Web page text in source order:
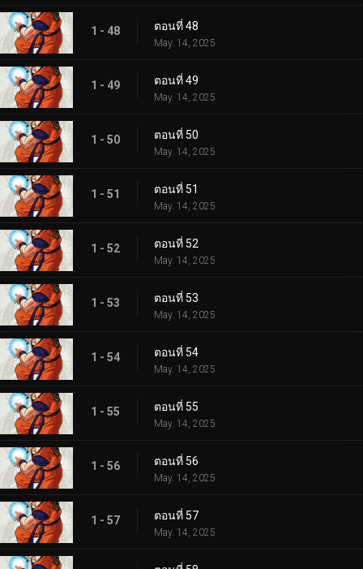
1 - 48 ตอนที่ 48
May. 14, 2025
1 - 49 ตอนที่ 49
May. 14, 2025
1 - 50 ตอนที่ 50
May. 14, 2025
1 - 51 ตอนที่ 51
May. 14, 2025
1 - 52 ตอนที่ 52
May. 14, 2025
1 - 53 ตอนที่ 53
May. 14, 2025
1 - 54 ตอนที่ 54
May. 14, 2025
1 - 55 ตอนที่ 55
May. 14, 2025
1 - 56 ตอนที่ 56
May. 14, 2025
1 - 57 ตอนที่ 57
May. 14, 2025